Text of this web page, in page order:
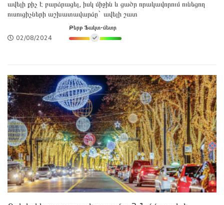
ավելի քիչ է բարձրացել, իսկ միջին և ցածր որակավորում ունեցող
ուսուցիչների աշխատավարձը` ավելի շատ
02/08/2024
Թերթ Ֆակտ-մետր